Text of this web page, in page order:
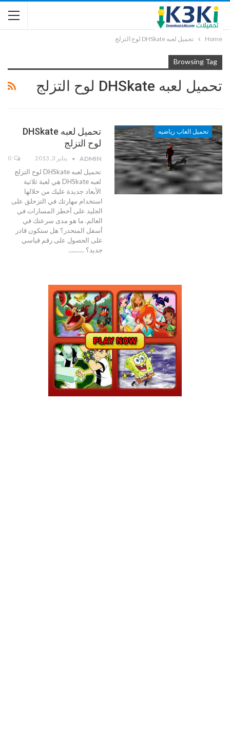
Home تحميل لعبه DHSkate لوح التزلج
Browsing Tag
تحميل لعبه DHSkate لوح التزلج
تحميل العاب رياضيه
تحميل لعبه DHSkate
لوح التزلج
ADMIN يناير 3, 2013
تحميل لعبه DHSkate لوح التزلج
لعبه DHSkate هي لعبة ثلاثية
الأبعاد جديدة عليك من خلالها
استخدام مهارتك في التزحلق على
الجليد على أخطر المسارات في
العالم. ما هو مدى سرعتك في
أسفل المنحدر؟ هل ستكون قادر
على الحصول على رقم قياسي
جديد؟ .......…